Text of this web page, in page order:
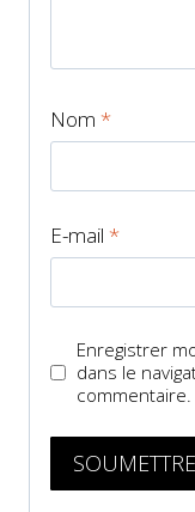
Nom *
E-mail *
Enregistrer
dans le
commentaire.